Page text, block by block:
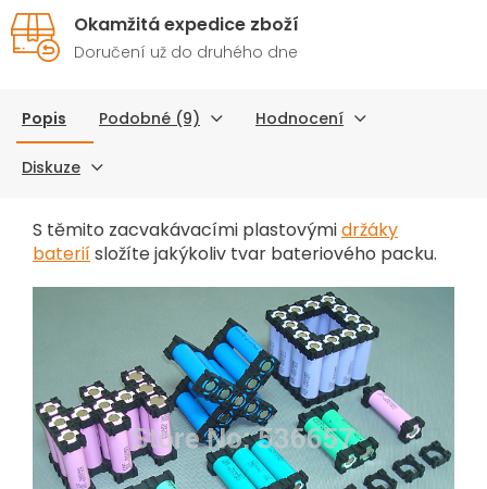
Okamžitá expedice zboží
Doručení už do druhého dne
Popis Podobné (9) Hodnocení
Diskuze
S těmito zacvakávacími plastovýmidržáky
bateriísložíte jakýkoliv tvar bateriového packu.